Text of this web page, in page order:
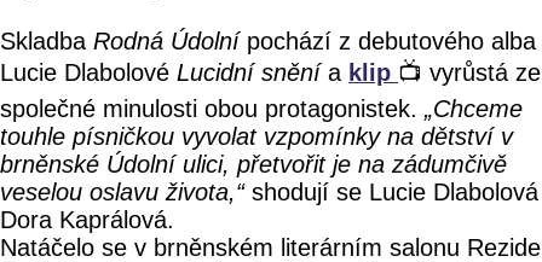
Skladba Rodná Údolnípochází z debutového alba
Lucie Dlabolové Lucidní sněnía klip 📺 vyrůstá ze
společné minulosti obou protagonistek. „Chceme
touhle písničkou vyvolat vzpomínky na dětství v
brněnské Údolní ulici, přetvořit je na zádumčivě
veselou oslavu života,“shodují se Lucie
Dora Kaprálová.
Natáčelo se v brněnském literárním salonu